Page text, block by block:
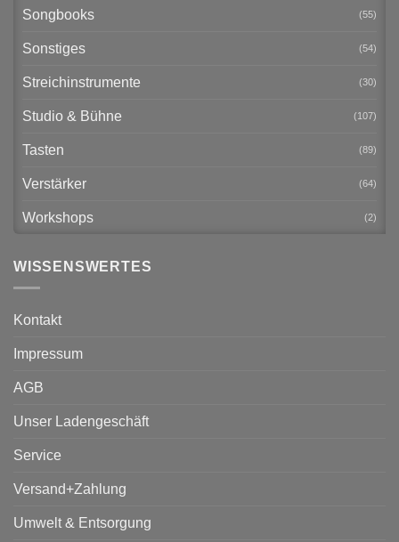
Songbooks (55)
Sonstiges (54)
Streichinstrumente (30)
Studio & Bühne (107)
Tasten (89)
Verstärker (64)
Workshops (2)
WISSENSWERTES
Kontakt
Impressum
AGB
Unser Ladengeschäft
Service
Versand+Zahlung
Umwelt & Entsorgung